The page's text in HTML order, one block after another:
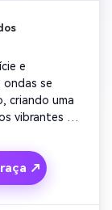
e
ondas se
criando uma
vibrantes e
fluido.
lenta
↗